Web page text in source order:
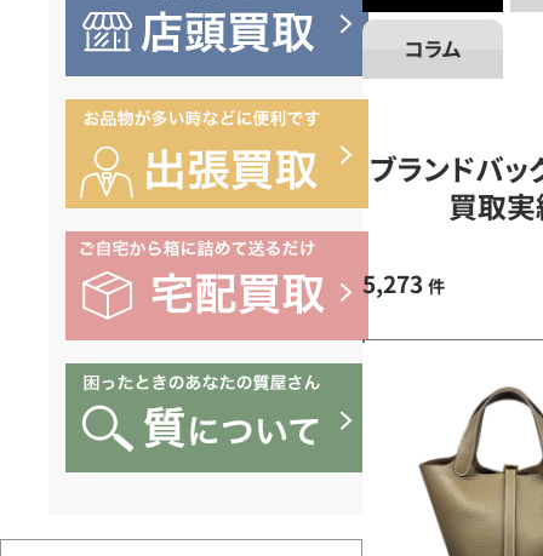
コラム
ブランドバ
買取
5,273 件